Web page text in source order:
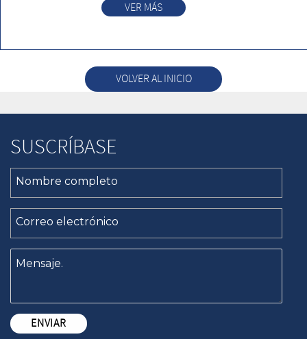
VER MÁS
VOLVER AL INICIO
SUSCRÍBASE